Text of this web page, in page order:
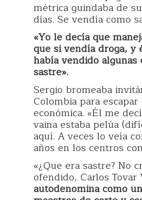
métrica guindaba de
días. Se vendía como
«Yo le decía que
que si vendía droga, y
había vendido algunas
sastre».
Sergio bromeaba
Colombia para
económica. «Él me
vaina estaba pelúa
aquí. A veces lo veía
años en los centros
«¿Que era sastre? No
ofendido, Carlos Tovar
autodenomina como